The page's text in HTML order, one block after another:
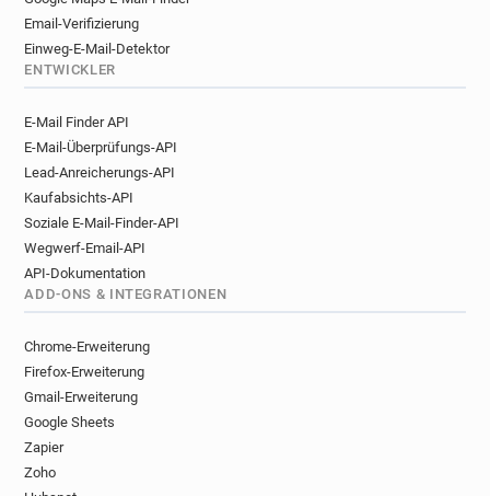
Email-Verifizierung
Einweg-E-Mail-Detektor
ENTWICKLER
E-Mail Finder API
E-Mail-Überprüfungs-API
Lead-Anreicherungs-API
Kaufabsichts-API
Soziale E-Mail-Finder-API
Wegwerf-Email-API
API-Dokumentation
ADD-ONS & INTEGRATIONEN
Chrome-Erweiterung
Firefox-Erweiterung
Gmail-Erweiterung
Google Sheets
Zapier
Zoho